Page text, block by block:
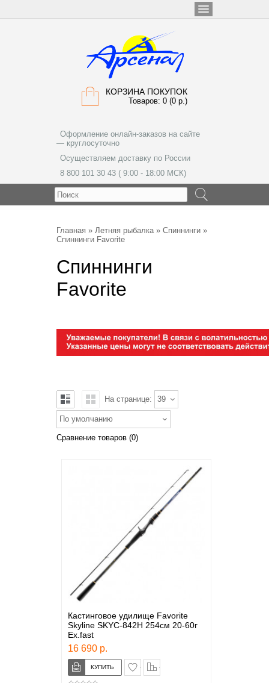
КОРЗИНА ПОКУПОК
Товаров: 0 (0 р.)
Оформление онлайн-заказов на сайте
— круглосуточно
Осуществляем доставку по России
8 800 101 30 43 ( 9:00 - 18:00 МСК)
Главная » Летняя рыбалка» Спиннинги »
Спиннинги Favorite
Спиннинги
Favorite
На странице: 39
По умолчанию
Сравнение товаров (0)
Кастинговое удилище Favorite
Skyline SKYC-842H 254см 20-60г
Ex.fast
16 690 р.
в закладки